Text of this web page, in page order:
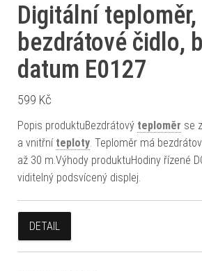
Digitální teploměr,
bezdrátové čidlo,
datum E0127
599 Kč
Popis produktuBezdrátový teploměr se
a vnitřní teploty. Teploměr má
až 30 m.Výhody produktuHodiny řízené
viditelný podsvícený displej.
DETAIL